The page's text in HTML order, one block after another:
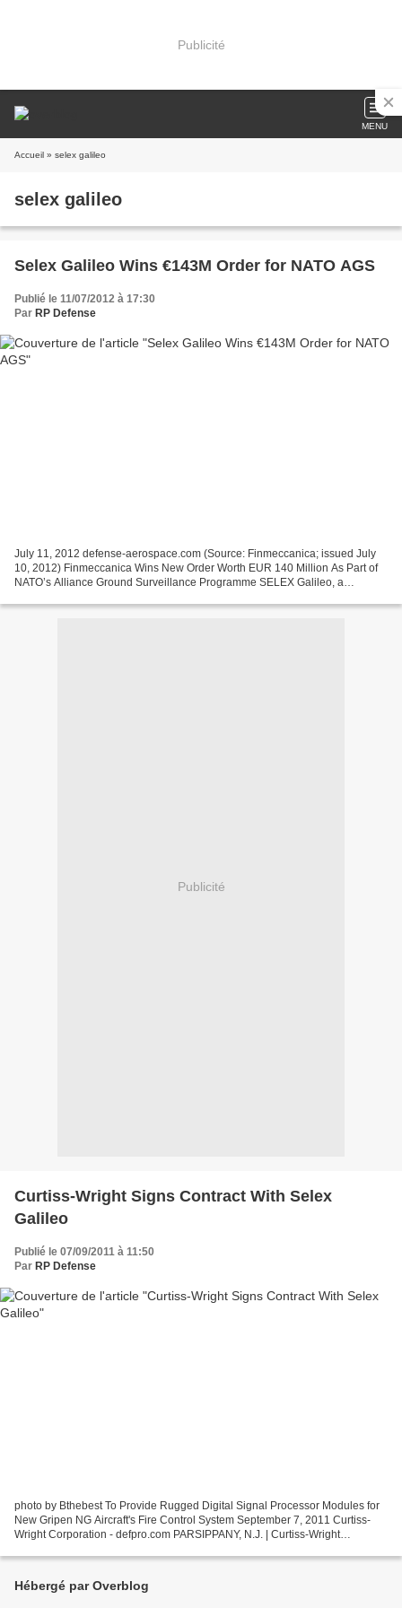
Publicité
MENU
Accueil » selex galileo
selex galileo
Selex Galileo Wins €143M Order for NATO AGS
Publié le 11/07/2012 à 17:30
Par RP Defense
July 11, 2012 defense-aerospace.com (Source: Finmeccanica; issued July
10, 2012) Finmeccanica Wins New Order Worth EUR 140 Million As Part of
NATO’s Alliance Ground Surveillance Programme SELEX Galileo, a
Publicité
Curtiss-Wright Signs Contract With Selex
Galileo
Publié le 07/09/2011 à 11:50
Par RP Defense
photo by Bthebest To Provide Rugged Digital Signal Processor Modules for
New Gripen NG Aircraft's Fire Control System September 7, 2011 Curtiss-
Wright Corporation - defpro.com PARSIPPANY, N.J. | Curtiss-Wright
Hébergé par Overblog